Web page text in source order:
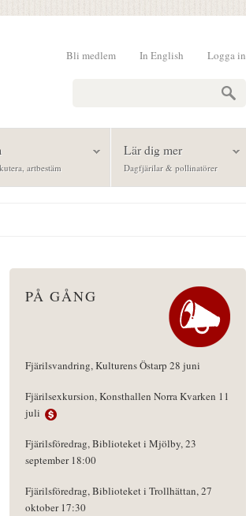
Logga in
In English
Bli medlem
artbestäm
Lär dig mer
Dagfjärilar & pollinatörer
PÅ GÅNG
Fjärilsvandring, Kulturens Östarp 28 juni
Fjärilsexkursion, Konsthallen Norra Kvarken 11
juli
Fjärilsföredrag, Biblioteket i Mjölby, 23
september 18:00
Fjärilsföredrag, Biblioteket i Trollhättan, 27
oktober 17:30